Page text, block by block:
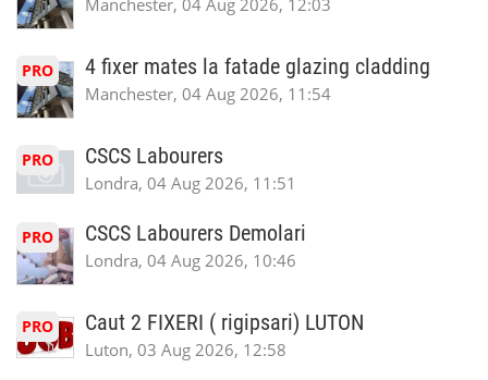
Manchester, 04 Aug 2026, 12:03
PRO 4 fixer mates la fatade glazing cladding
Manchester, 04 Aug 2026, 11:54
PRO CSCS Labourers
Londra, 04 Aug 2026, 11:51
PRO CSCS Labourers Demolari
Londra, 04 Aug 2026, 10:46
PRO Caut 2 FIXERI ( rigipsari) LUTON
Luton, 03 Aug 2026, 12:58